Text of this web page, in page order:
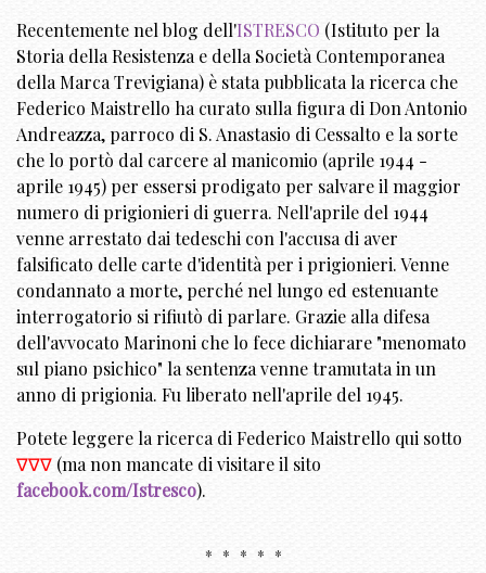
Recentemente nel blog dell'ISTRESCO (Istituto per la
Storia della Resistenza e della Società Contemporanea
della Marca Trevigiana) è stata pubblicata la ricerca che
Federico Maistrello ha curato sulla figura di Don Antonio
Andreazza, parroco di S. Anastasio di Cessalto e la sorte
che lo portò dal carcere al manicomio (aprile 1944 -
aprile 1945) per essersi prodigato per salvare il maggior
numero di prigionieri di guerra. Nell'aprile del 1944
venne arrestato dai tedeschi con l'accusa di aver
falsificato delle carte d'identità per i prigionieri. Venne
condannato a morte, perché nel lungo ed estenuante
interrogatorio si rifiutò di parlare. Grazie alla difesa
dell'avvocato Marinoni che lo fece dichiarare "menomato
sul piano psichico" la sentenza venne tramutata in un
anno di prigionia. Fu liberato nell'aprile del 1945.
Potete leggere la ricerca di Federico Maistrello qui sotto
∇∇∇ (ma non mancate di visitare il sito
facebook.com/Istresco).
* * * * *